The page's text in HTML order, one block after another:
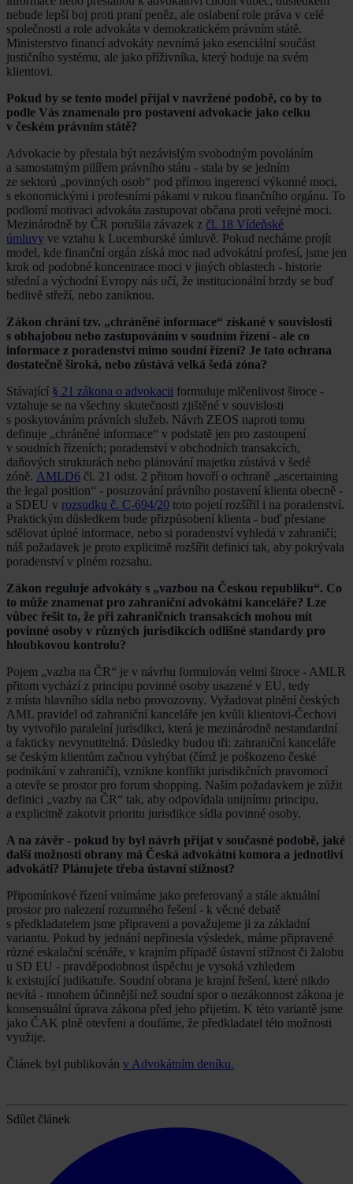
nebude lepší boj proti praní peněz, ale oslabení role práva v celé
společnosti a role advokáta v demokratickém právním státě.
Ministerstvo financí advokáty nevnímá jako esenciální součást
justičního systému, ale jako příživníka, který hoduje na svém
klientovi.
Pokud by se tento model přijal v navržené podobě, co by to
podle Vás znamenalo pro postavení advokacie jako celku
v českém právním státě?
Advokacie by přestala být nezávislým svobodným povoláním
a samostatným pilířem právního státu - stala by se jedním
ze sektorů „povinných osob“ pod přímou ingerencí výkonné moci,
s ekonomickými i profesními pákami v rukou finančního orgánu. To
podlomí motivaci advokáta zastupovat občana proti veřejné moci.
Mezinárodně by ČR porušila závazek z čl. 18 Vídeňské
úmluvy ve vztahu k Lucemburské úmluvě. Pokud necháme projít
model, kde finanční orgán získá moc nad advokátní profesí, jsme jen
krok od podobné koncentrace moci v jiných oblastech - historie
střední a východní Evropy nás učí, že institucionální brzdy se buď
bedlivě střeží, nebo zaniknou.
Zákon chrání tzv. „chráněné informace“ získané v souvislosti
s obhajobou nebo zastupováním v soudním řízení - ale co
informace z poradenství mimo soudní řízení? Je tato ochrana
dostatečně široká, nebo zůstává velká šedá zóna?
Stávající § 21 zákona o advokacii formuluje mlčenlivost široce -
vztahuje se na všechny skutečnosti zjištěné v souvislosti
s poskytováním právních služeb. Návrh ZEOS naproti tomu
definuje „chráněné informace“ v podstatě jen pro zastoupení
v soudních řízeních; poradenství v obchodních transakcích,
daňových strukturách nebo plánování majetku zůstává v šedé
zóně. AMLD6 čl. 21 odst. 2 přitom hovoří o ochraně „ascertaining
the legal position“ - posuzování právního postavení klienta obecně -
a SDEU v rozsudku č. C-694/20 toto pojetí rozšířil i na poradenství.
Praktickým důsledkem bude přizpůsobení klienta - buď přestane
sdělovat úplné informace, nebo si poradenství vyhledá v zahraničí;
náš požadavek je proto explicitně rozšířit definici tak, aby pokrývala
poradenství v plném rozsahu.
Zákon reguluje advokáty s „vazbou na Českou republiku“. Co
to může znamenat pro zahraniční advokátní kanceláře? Lze
vůbec řešit to, že při zahraničních transakcích mohou mít
povinné osoby v různých jurisdikcích odlišné standardy pro
hloubkovou kontrolu?
Pojem „vazba na ČR“ je v návrhu formulován velmi široce - AMLR
přitom vychází z principu povinné osoby usazené v EU, tedy
z místa hlavního sídla nebo provozovny. Vyžadovat plnění českých
AML pravidel od zahraniční kanceláře jen kvůli klientovi-Čechovi
by vytvořilo paralelní jurisdikci, která je mezinárodně nestandardní
a fakticky nevynutitelná. Důsledky budou tři: zahraniční kanceláře
se českým klientům začnou vyhýbat (čímž je poškozeno české
podnikání v zahraničí), vznikne konflikt jurisdikčních pravomocí
a otevře se prostor pro forum shopping. Naším požadavkem je zúžit
definici „vazby na ČR“ tak, aby odpovídala unijnímu principu,
a explicitně zakotvit prioritu jurisdikce sídla povinné osoby.
A na závěr - pokud by byl návrh přijat v současné podobě, jaké
další možnosti obrany má Česká advokátní komora a jednotliví
advokáti? Plánujete třeba ústavní stížnost?
Připomínkové řízení vnímáme jako preferovaný a stále aktuální
prostor pro nalezení rozumného řešení - k věcné debatě
s předkladatelem jsme připraveni a považujeme ji za základní
variantu. Pokud by jednání nepřinesla výsledek, máme připravené
různé eskalační scénáře, v krajním případě ústavní stížnost či žalobu
u SD EU - pravděpodobnost úspěchu je vysoká vzhledem
k existující judikatuře. Soudní obrana je krajní řešení, které nikdo
nevítá - mnohem účinnější než soudní spor o nezákonnost zákona je
konsensuální úprava zákona před jeho přijetím. K této variantě jsme
jako ČAK plně otevřeni a doufáme, že předkladatel této možnosti
využije.
Článek byl publikován v Advokátním deníku.
Sdílet článek